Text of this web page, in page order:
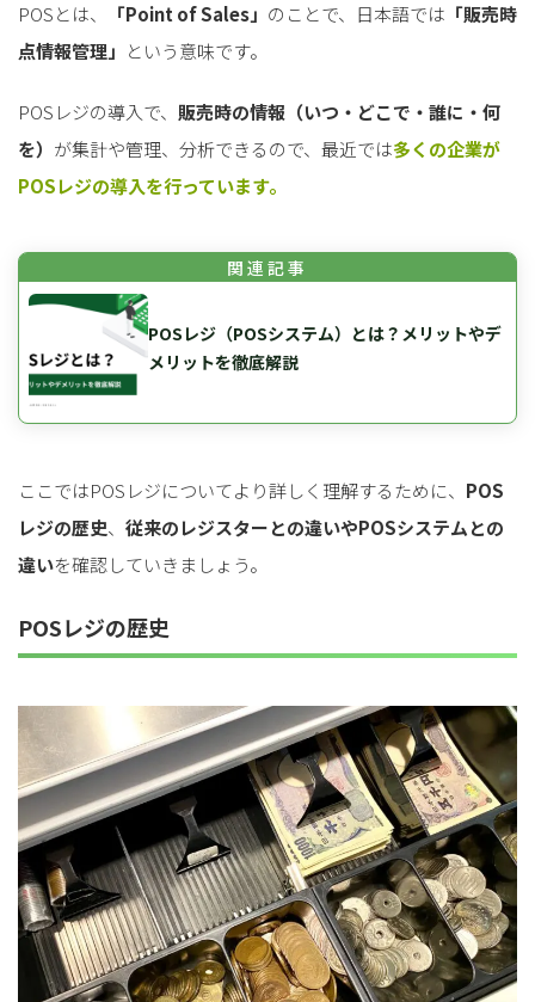
POSとは、 「Point of Sales」 のことで、日本語では 「販売時
点情報管理」 という意味です。
POSレジの導入で、 販売時の情報（いつ・どこで・誰に・何
を） が集計や管理、分析できるので、最近では多くの企業が
POSレジの導入を行っています。
POSレジ（POSシステム）とは？メリットやデ
メリットを徹底解説
ここではPOSレジについてより詳しく理解するために、 POS
レジの歴史、 従来のレジスターとの違いやPOSシステムとの
違いを確認していきましょう。
POSレジの歴史